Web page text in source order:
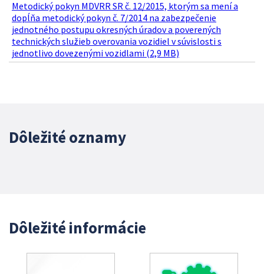
Metodický pokyn MDVRR SR č. 12/2015, ktorým sa mení a
dopĺňa metodický pokyn č. 7/2014 na zabezpečenie
jednotného postupu okresných úradov a poverených
technických služieb overovania vozidiel v súvislosti s
jednotlivo dovezenými vozidlami (2,9 MB)
Dôležité oznamy
Dôležité informácie